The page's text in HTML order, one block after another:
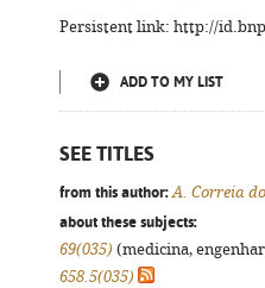
Persistent link: http://
ADD TO MY LIST
SEE TITLES
from this author: A. Correia
about these subjects:
69(035) (medicina,
658.5(035)